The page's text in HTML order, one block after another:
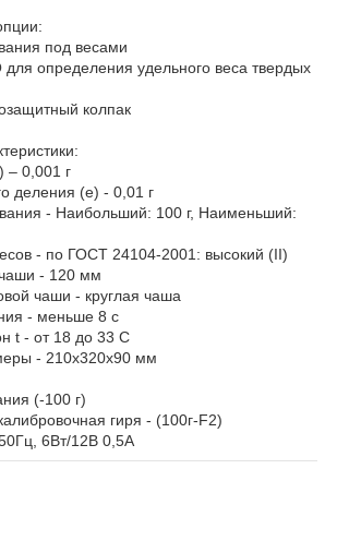
под весами
для определения удельного веса твердых
колпак
– 0,001 г
деления (e) - 0,01 г
- Наибольший: 100 г, Наименьший:
- по ГОСТ 24104-2001: высокий (II)
- 120 мм
чаши - круглая чаша
- меньше 8 с
t - от 18 до 33 C
- 210х320х90 мм
(-100 г)
гиря - (100г-F2)
6Вт/12В 0,5А